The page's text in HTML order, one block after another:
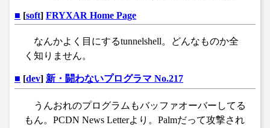
■ [soft] FRYXAR Home Page
なんかよく目にするtunnelshell。どんなものか全
く知りません。
■ [dev] 新・闘わないプログラマ No.217
うんおれのプログラムもバッファオーバーしてる
もん。PCDN News Letterより。Palmだって攻撃され